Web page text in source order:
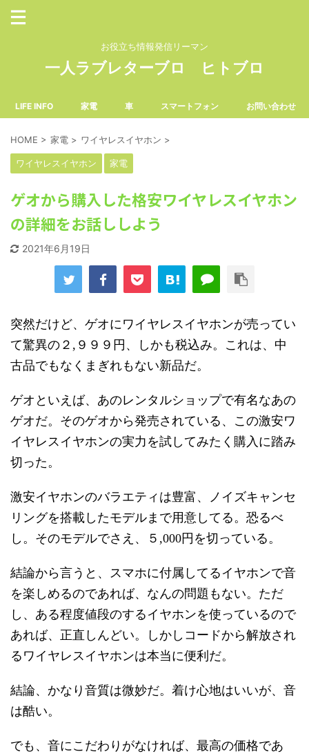
お役立ち情報発信リーマン
一人ラブレターブロ ヒトブロ
LIFE INFO 家電 車 スマートフォン お問い合わせ
HOME > 家電 > ワイヤレスイヤホン >
ワイヤレスイヤホン 家電
ゲオから購入した格安ワイヤレスイヤホン
の詳細をお話ししよう
2021年6月19日
突然だけど、ゲオにワイヤレスイヤホンが売ってい
て驚異の２,９９９円、しかも税込み。これは、中
古品でもなくまぎれもない新品だ。
ゲオといえば、あのレンタルショップで有名なあの
ゲオだ。そのゲオから発売されている、この激安ワ
イヤレスイヤホンの実力を試してみたく購入に踏み
切った。
激安イヤホンのバラエティは豊富、ノイズキャンセ
リングを搭載したモデルまで用意してる。恐るべ
し。そのモデルでさえ、５,000円を切っている。
結論から言うと、スマホに付属してるイヤホンで音
を楽しめるのであれば、なんの問題もない。ただ
し、ある程度値段のするイヤホンを使っているので
あれば、正直しんどい。しかしコードから解放され
るワイヤレスイヤホンは本当に便利だ。
結論、かなり音質は微妙だ。着け心地はいいが、音
は酷い。
でも、音にこだわりがなければ、最高の価格であ